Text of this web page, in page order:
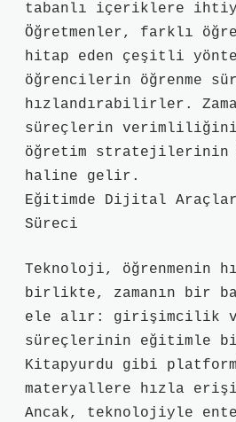
tabanlı içeriklere
Öğretmenler, farklı
hitap eden çeşitli
öğrencilerin öğrenme
hızlandırabilirler.
süreçlerin
öğretim stratejilerinin
haline gelir.
Eğitimde Dijital Araçlar
Süreci
Teknoloji, öğrenmenin
birlikte, zamanın bir
ele alır: girişimcilik
süreçlerinin eğitimle
Kitapyurdu gibi
materyallere hızla
Ancak, teknolojiyle